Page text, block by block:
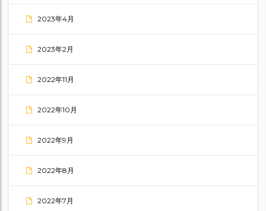
2023年4月
2023年2月
2022年11月
2022年10月
2022年9月
2022年8月
2022年7月